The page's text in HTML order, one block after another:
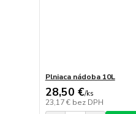
Plniaca nádoba 10L
28,50 €/ks
23,17 € bez DPH